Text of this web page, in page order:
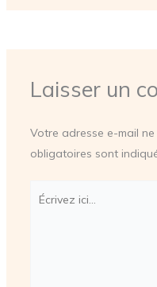
Laisser un
Votre adresse e-mail ne
obligatoires sont